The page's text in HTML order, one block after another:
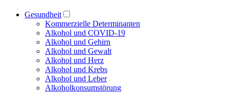
Gesundheit
Kommerzielle Determinanten
Alkohol und COVID-19
Alkohol und Gehirn
Alkohol und Gewalt
Alkohol und Herz
Alkohol und Krebs
Alkohol und Leber
Alkoholkonsumstörung